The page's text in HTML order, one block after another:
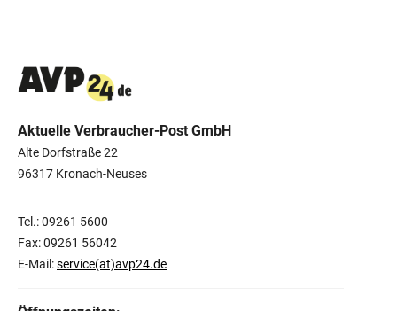
Aktuelle Verbraucher-Post GmbH
Alte Dorfstraße 22
96317 Kronach-Neuses
Tel.: 09261 5600
Fax: 09261 56042
E-Mail:service(at)avp24.de